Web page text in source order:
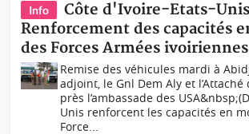
Info
Côte d'Ivoire-Etats-
Renforcement des capacités
des Forces Armées ivoiriennes
Remise des véhicules mardi à
adjoint, le Gnl Dem Aly et l’Attaché
près l’ambassade des
Unis renforcent les capacités en
Force...